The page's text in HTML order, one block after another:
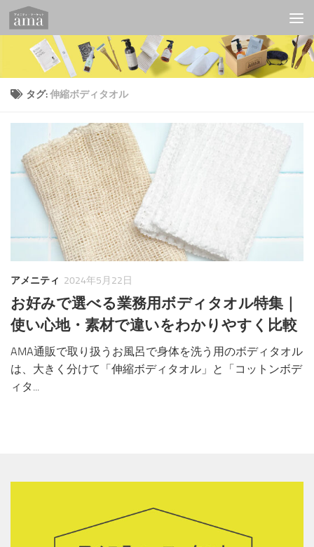
コンテンツへスキップ
タグ:伸縮ボディタオル
アメニティ 2024年5月22日
お好みで選べる業務用ボディタオル特集｜
使い心地・素材で違いをわかりやすく比較
AMA通販で取り扱うお風呂で身体を洗う用のボディタオル
は、大きく分けて「伸縮ボディタオル」と「コットンボデ
ィタ...